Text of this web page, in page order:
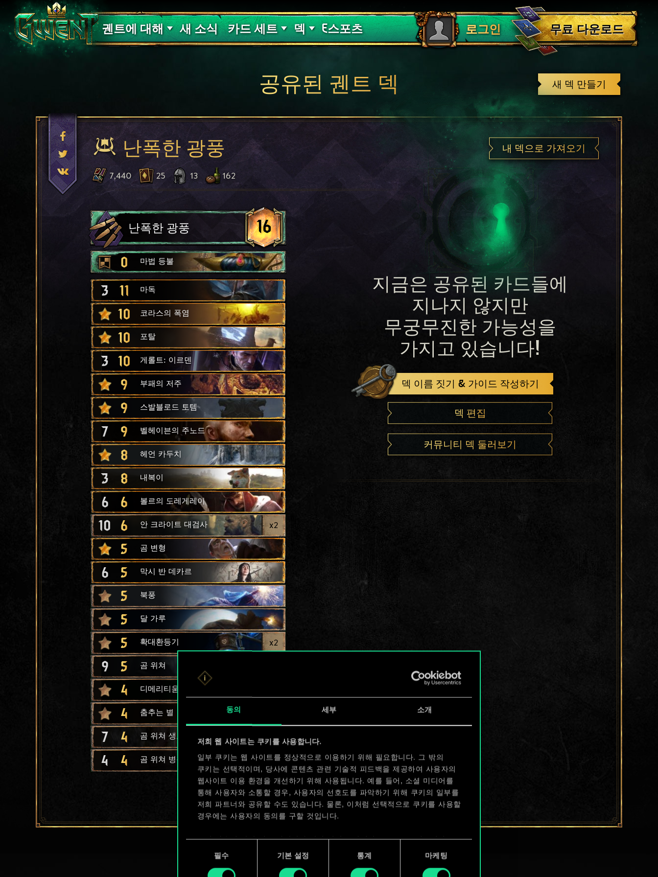
동의 세부 소개
저희 웹 사이트는 쿠키를 사용합니다.
일부 쿠키는 웹 사이트를 정상적으로 이용하기 위해 필요합니다. 그 밖의
쿠키는 선택적이며, 당사에 콘텐츠 관련 기술적 피드백을 제공하여 사용자의
웹사이트 이용 환경을 개선하기 위해 사용됩니다. 예를 들어, 소셜 미디어를
통해 사용자와 소통할 경우, 사용자의 선호도를 파악하기 위해 쿠키의 일부를
저희 파트너와 공유할 수도 있습니다. 물론, 이처럼 선택적으로 쿠키를 사용할
경우에는 사용자의 동의를 구할 것입니다.
쿠키 사용에 관한 세부 사항이나 관련 설정은 아래의 "Settings" 메뉴에서
확인할 수 있습니다.
필수 기본 설정 통계 마케팅
궨트에 대해
고객 지원
새 소식 카드 세트
핏빛 저주
덱
덱 가이드
E스포츠 로그인
로그아웃
무료 다운로드
새 덱 만들기
공유된 궨트 덱
난폭한 광풍 내 덱으로 가져오기
7,440 25 13 162
난폭한 광풍 16
0 마법 등불
3 11 마독
10 코라스의 폭염
10 포탈
3 10 게롤트: 이르덴
9 부패의 저주
9 스발블로드 토템
7 9 벨헤이븐의 주노드
8 헤언 카두치
3 8 내복이
6 6 볼르의 도레게레이
10 6 안 크라이트 대검사 x2
5 곰 변형
6 5 막시 반 데카르
5 북풍
5 달 가루
5 확대환등기 x2
9 5 곰 위쳐
4 디메리티움 폭탄
4 춤추는 별
7 4 곰 위쳐 생도 x2
4 4 곰 위쳐 병참관
지금은 공유된 카드들에
지나지 않지만
무궁무진한 가능성을
가지고 있습니다!
덱 이름 짓기 & 가이드 작성하기
덱 편집
커뮤니티 덱 둘러보기